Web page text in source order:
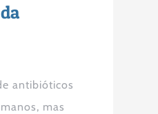
antibióticos
mas